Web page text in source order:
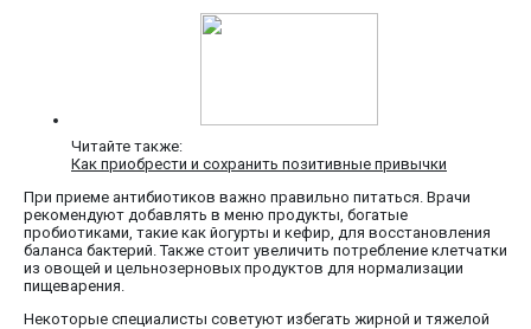
Читайте также:
Как приобрести и сохранить позитивные привычки
При приеме антибиотиков важно правильно питаться. Врачи
рекомендуют добавлять в меню продукты, богатые
пробиотиками, такие как йогурты и кефир, для восстановления
баланса бактерий. Также стоит увеличить потребление клетчатки
из овощей и цельнозерновых продуктов для нормализации
пищеварения.
Некоторые специалисты советуют избегать жирной и тяжелой